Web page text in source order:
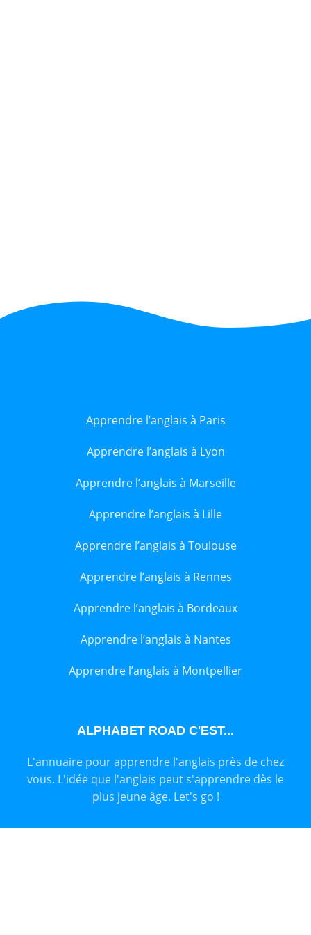
Apprendre l’anglais à Paris
Apprendre l’anglais à Lyon
Apprendre l’anglais à Marseille
Apprendre l’anglais à Lille
Apprendre l’anglais à Toulouse
Apprendre l’anglais à Rennes
Apprendre l’anglais à Bordeaux
Apprendre l’anglais à Nantes
Apprendre l’anglais à Montpellier
ALPHABET ROAD C'EST...
L'annuaire pour apprendre l'anglais près de chez
vous. L'idée que l'anglais peut s'apprendre dès le
plus jeune âge. Let's go !